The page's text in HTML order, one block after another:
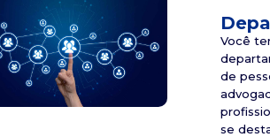
Você
de
se